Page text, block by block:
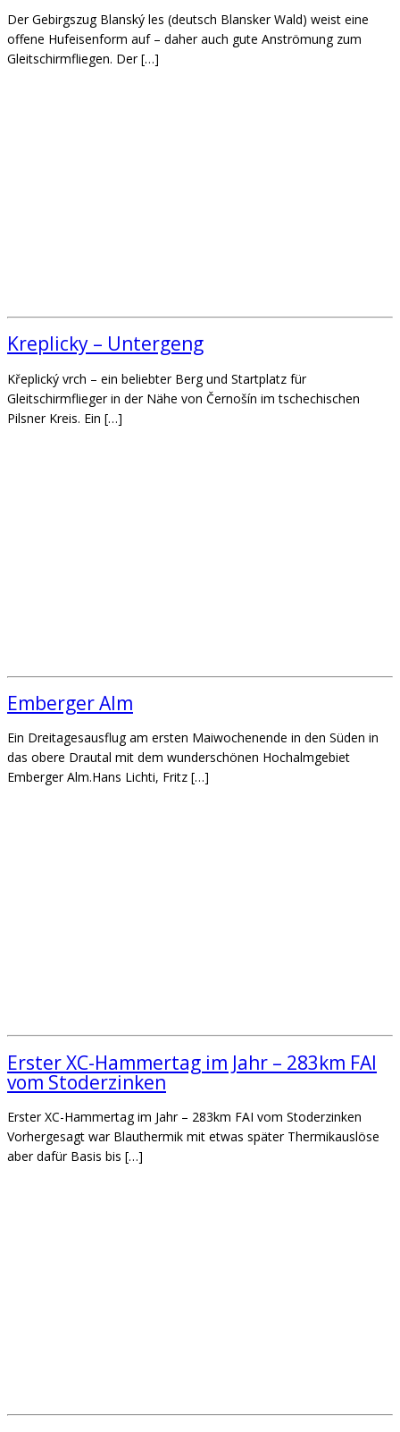
Der Gebirgszug Blanský les (deutsch Blansker Wald) weist eine
offene Hufeisenform auf – daher auch gute Anströmung zum
Gleitschirmfliegen. Der […]
Kreplicky – Untergeng
Křeplický vrch – ein beliebter Berg und Startplatz für
Gleitschirmflieger in der Nähe von Černošín im tschechischen
Pilsner Kreis. Ein […]
Emberger Alm
Ein Dreitagesausflug am ersten Maiwochenende in den Süden in
das obere Drautal mit dem wunderschönen Hochalmgebiet
Emberger Alm.Hans Lichti, Fritz […]
Erster XC-Hammertag im Jahr – 283km FAI
vom Stoderzinken
Erster XC-Hammertag im Jahr – 283km FAI vom Stoderzinken
Vorhergesagt war Blauthermik mit etwas später Thermikauslöse
aber dafür Basis bis […]